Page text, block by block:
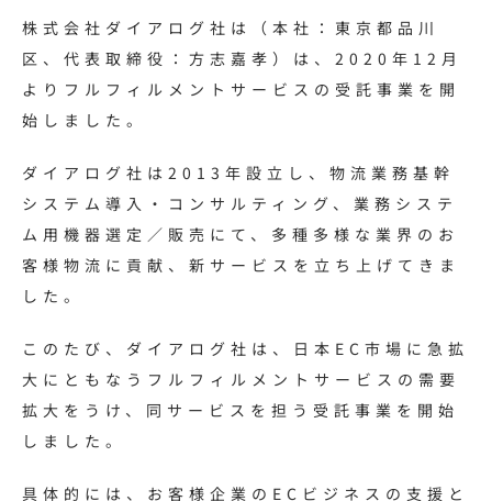
株式会社ダイアログ社は（本社：東京都品川
区、代表取締役：方志嘉孝）は、2020年12月
よりフルフィルメントサービスの受託事業を開
始しました。
ダイアログ社は2013年設立し、物流業務基幹
システム導入・コンサルティング、業務システ
ム用機器選定／販売にて、多種多様な業界のお
客様物流に貢献、新サービスを立ち上げてきま
した。
このたび、ダイアログ社は、日本EC市場に急拡
大にともなうフルフィルメントサービスの需要
拡大をうけ、同サービスを担う受託事業を開始
しました。
具体的には、お客様企業のECビジネスの支援と